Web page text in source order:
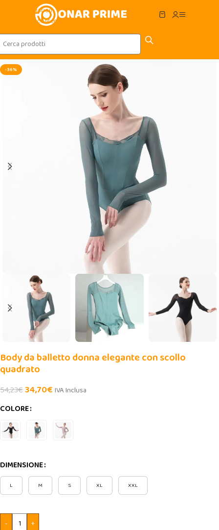
Skip to navigation
Skip to main content
-36%
Body da balletto donna elegante con scollo
quadrato
54,23€34,70€ IVA Inclusa
COLORE
DIMENSIONE
L M S XL XXL
- +